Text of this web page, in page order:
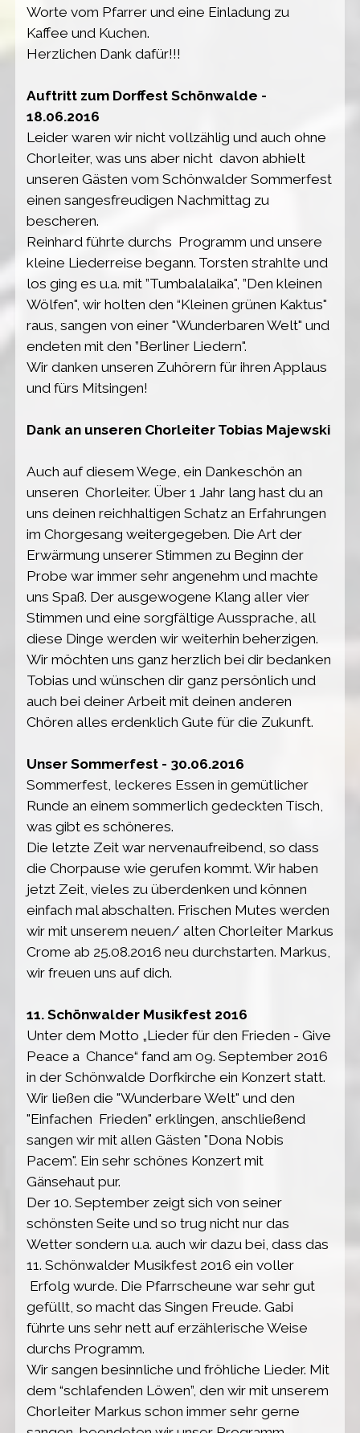
Worte vom Pfarrer und eine Einladung zu
Kaffee und Kuchen.
Herzlichen Dank dafür!!!
Auftritt zum Dorffest Schönwalde -
18.06.2016
Leider waren wir nicht vollzählig und auch ohne
Chorleiter, was uns aber nicht davon abhielt
unseren Gästen vom Schönwalder Sommerfest
einen sangesfreudigen Nachmittag zu
bescheren.
Reinhard führte durchs Programm und unsere
kleine Liederreise begann. Torsten strahlte und
los ging es u.a. mit ”Tumbalalaika", ”Den kleinen
Wölfen", wir holten den “Kleinen grünen Kaktus"
raus, sangen von einer "Wunderbaren Welt" und
endeten mit den ”Berliner Liedern".
Wir danken unseren Zuhörern für ihren Applaus
und fürs Mitsingen!
Dank an unseren Chorleiter Tobias Majewski
Auch auf diesem Wege, ein Dankeschön an
unseren Chorleiter. Über 1 Jahr lang hast du an
uns deinen reichhaltigen Schatz an Erfahrungen
im Chorgesang weitergegeben. Die Art der
Erwärmung unserer Stimmen zu Beginn der
Probe war immer sehr angenehm und machte
uns Spaß. Der ausgewogene Klang aller vier
Stimmen und eine sorgfältige Aussprache, all
diese Dinge werden wir weiterhin beherzigen.
Wir möchten uns ganz herzlich bei dir bedanken
Tobias und wünschen dir ganz persönlich und
auch bei deiner Arbeit mit deinen anderen
Chören alles erdenklich Gute für die Zukunft.
Unser Sommerfest - 30.06.2016
Sommerfest, leckeres Essen in gemütlicher
Runde an einem sommerlich gedeckten Tisch,
was gibt es schöneres.
Die letzte Zeit war nervenaufreibend, so dass
die Chorpause wie gerufen kommt. Wir haben
jetzt Zeit, vieles zu überdenken und können
einfach mal abschalten. Frischen Mutes werden
wir mit unserem neuen/ alten Chorleiter Markus
Crome ab 25.08.2016 neu durchstarten. Markus,
wir freuen uns auf dich.
11. Schönwalder Musikfest 2016
Unter dem Motto „Lieder für den Frieden - Give
Peace a Chance“ fand am 09. September 2016
in der Schönwalde Dorfkirche ein Konzert statt.
Wir ließen die "Wunderbare Welt" und den
"Einfachen Frieden" erklingen, anschließend
sangen wir mit allen Gästen "Dona Nobis
Pacem". Ein sehr schönes Konzert mit
Gänsehaut pur.
Der 10. September zeigt sich von seiner
schönsten Seite und so trug nicht nur das
Wetter sondern u.a. auch wir dazu bei, dass das
11. Schönwalder Musikfest 2016 ein voller
Erfolg wurde. Die Pfarrscheune war sehr gut
gefüllt, so macht das Singen Freude. Gabi
führte uns sehr nett auf erzählerische Weise
durchs Programm.
Wir sangen besinnliche und fröhliche Lieder. Mit
dem “schlafenden Löwen”, den wir mit unserem
Chorleiter Markus schon immer sehr gerne